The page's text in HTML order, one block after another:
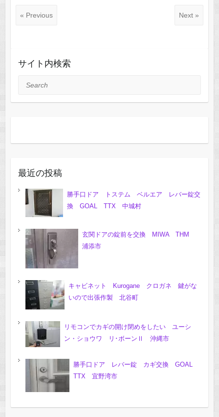
« Previous Next »
サイト内検索
Search
最近の投稿
勝手口ドア トステム ベルエア レバー錠交
換 GOAL TTX 中城村
玄関ドアの錠前を交換 MIWA THM
浦添市
キャビネット Kurogane クロガネ 鍵がな
いので出張作製 北谷町
リモコンでカギの開け閉めをしたい ユーシ
ン・ショウワ リ･ボーンⅡ 沖縄市
勝手口ドア レバー錠 カギ交換 GOAL
TTX 宜野湾市